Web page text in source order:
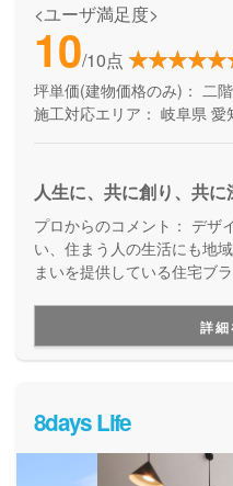
<ユーザ満足度>
10/10点
坪単価(建物価格のみ)： 二
施工対応エリア： 岐阜県 愛
人生に、共に創り、共に
プロからのコメント：
い、住まう人の生活にも地
まいを提供している住宅ブ
け継いでいける美しい住ま詳細
8days Life